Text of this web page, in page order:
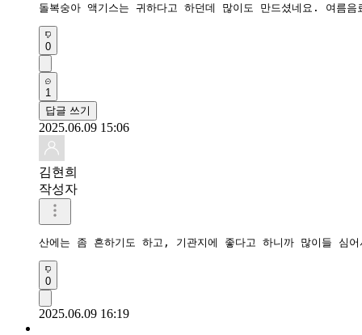
돌복숭아 액기스는 귀하다고 하던데 많이도 만드셨네요. 여름
0
1
답글 쓰기
2025.06.09 15:06
김현희
작성자
산에는 좀 흔하기도 하고, 기관지에 좋다고 하니까 많이들 심
0
2025.06.09 16:19